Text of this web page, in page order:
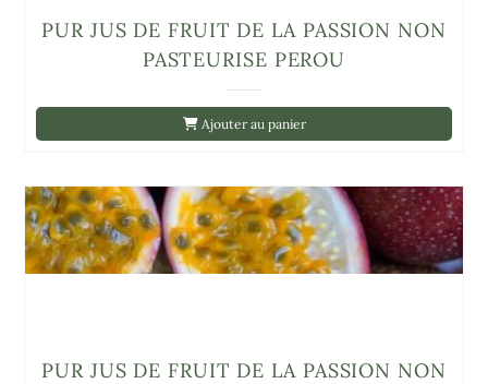
Ajouter au panier
PUR JUS DE FRUIT DE LA PASSION NON
PASTEURISE PEROU
PUR JUS DE FRUIT DE LA PASSION NON